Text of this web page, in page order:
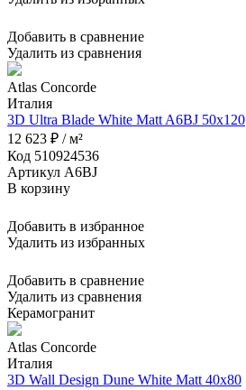
Добавить в сравнение
Удалить из сравнения
Atlas Concorde
Италия
3D Ultra Blade White Matt A6BJ 50x120
12 623 ₽ / м²
Код 510924536
Артикул A6BJ
В корзину
Добавить в избранное
Удалить из избранных
Добавить в сравнение
Удалить из сравнения
Керамогранит
Atlas Concorde
Италия
3D Wall Design Dune White Matt 40x80